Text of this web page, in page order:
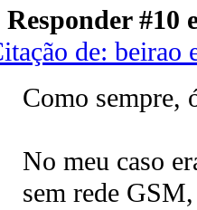
Responder #10
de: beirao
Como
No meu caso
sem rede